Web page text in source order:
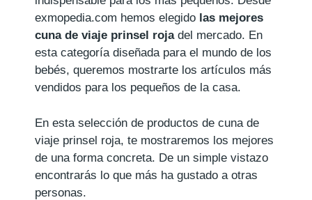
exmopedia.com hemos elegido las mejores
cuna de viaje prinsel rojadel mercado. En
esta categoría diseñada para el mundo de los
bebés, queremos mostrarte los artículos más
vendidos para los pequeños de la casa.
En esta selección de productos de cuna de
viaje prinsel roja, te mostraremos los mejores
de una forma concreta. De un simple vistazo
encontrarás lo que más ha gustado a otras
personas.